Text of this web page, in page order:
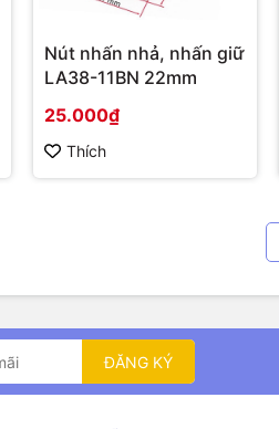
Nút nhấn nhả, nhấn giữ
LA38-11BN 22mm
25.000₫
Thích
ĐĂNG KÝ